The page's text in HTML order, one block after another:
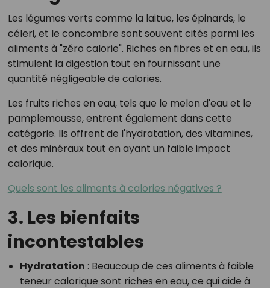
Les légumes verts comme la laitue, les épinards, le
céleri, et le concombre sont souvent cités parmi les
aliments à "zéro calorie". Riches en fibres et en eau, ils
stimulent la digestion tout en fournissant une
quantité négligeable de calories.
Les fruits riches en eau, tels que le melon d'eau et le
pamplemousse, entrent également dans cette
catégorie. Ils offrent de l'hydratation, des vitamines,
et des minéraux tout en ayant un faible impact
calorique.
Quels sont les aliments à calories négatives ?
3. Les bienfaits
incontestables
Hydratation : Beaucoup de ces aliments à faible
teneur calorique sont riches en eau, ce qui aide à